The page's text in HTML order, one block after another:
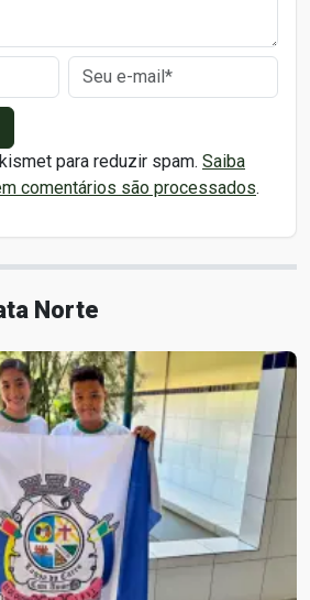
para reduzir spam. Saiba
comentários são processados.
Norte